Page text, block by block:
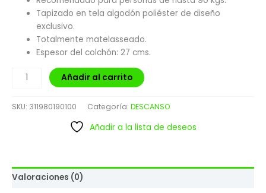
Tapizado en tela algodón poliéster de diseño
exclusivo.
Totalmente matelasseado.
Espesor del colchón: 27 cms.
Añadir al carrito
SKU: 311980190100 Categoría: DESCANSO
Añadir a la lista de deseos
Valoraciones (0)